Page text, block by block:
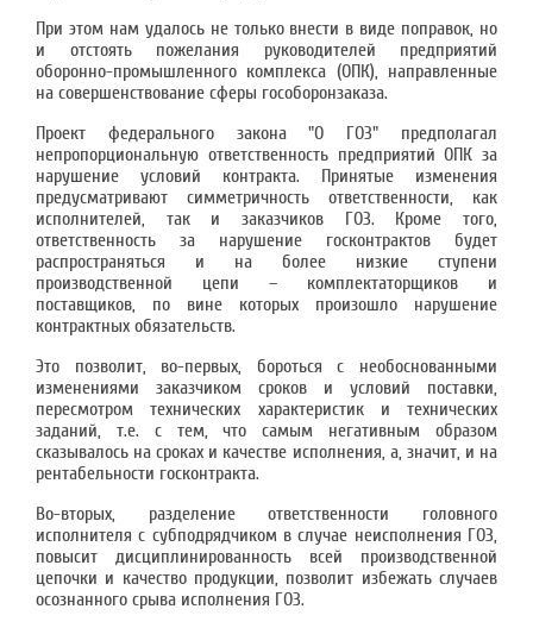
При этом нам удалось не только внести в виде поправок, но
и отстоять пожелания руководителей предприятий
оборонно-промышленного комплекса (ОПК), направленные
на совершенствование сферы гособоронзаказа.
Проект федерального закона "О ГОЗ" предполагал
непропорциональную ответственность предприятий ОПК за
нарушение условий контракта. Принятые изменения
предусматривают симметричность ответственности, как
исполнителей, так и заказчиков ГОЗ. Кроме того,
ответственность за нарушение госконтрактов будет
распространяться и на более низкие ступени
производственной цепи – комплектаторщиков и
поставщиков, по вине которых произошло нарушение
контрактных обязательств.
Это позволит, во-первых, бороться с необоснованными
изменениями заказчиком сроков и условий поставки,
пересмотром технических характеристик и технических
заданий, т.е. с тем, что самым негативным образом
сказывалось на сроках и качестве исполнения, а, значит, и на
рентабельности госконтракта.
Во-вторых, разделение ответственности головного
исполнителя с субподрядчиком в случае неисполнения ГОЗ,
повысит дисциплинированность всей производственной
цепочки и качество продукции, позволит избежать случаев
осознанного срыва исполнения ГОЗ.